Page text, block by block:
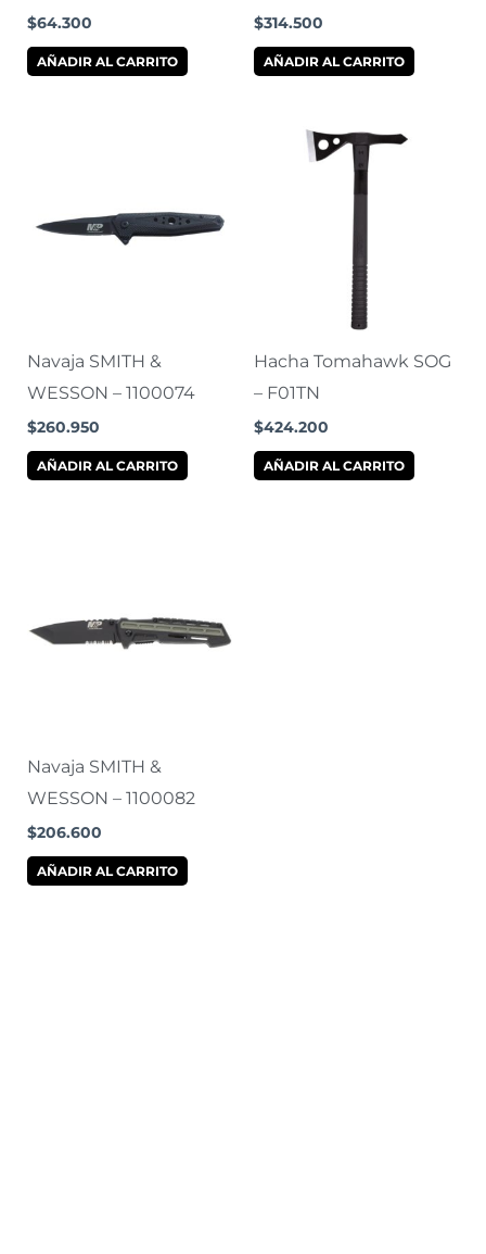
$64.300
AÑADIR AL CARRITO
$314.500
AÑADIR AL CARRITO
Navaja SMITH &
WESSON – 1100074
$260.950
AÑADIR AL CARRITO
Hacha Tomahawk SOG
– F01TN
$424.200
AÑADIR AL CARRITO
Navaja SMITH &
WESSON – 1100082
$206.600
AÑADIR AL CARRITO